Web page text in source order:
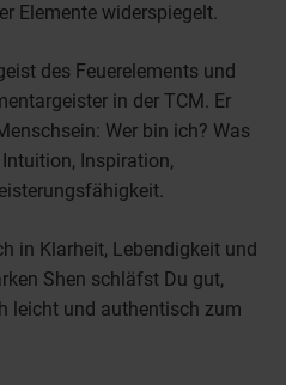
Elemente widerspiegelt.
des Feuerelements und
in der TCM. Er
Wer bin ich? Was
Inspiration,
in Klarheit, Lebendigkeit und
Shen schläfst Du gut,
leicht und authentisch zum